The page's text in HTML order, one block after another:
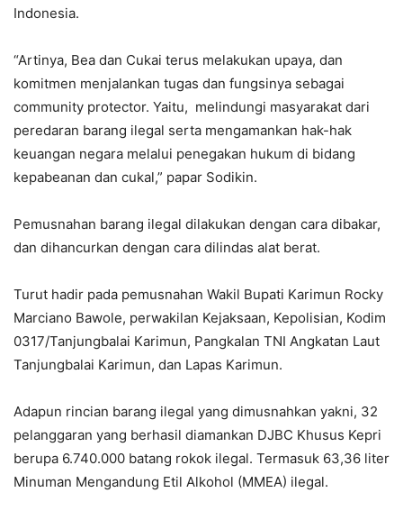
Indonesia.
“Artinya, Bea dan Cukai terus melakukan upaya, dan
komitmen menjalankan tugas dan fungsinya sebagai
community protector. Yaitu, melindungi masyarakat dari
peredaran barang ilegal serta mengamankan hak-hak
keuangan negara melalui penegakan hukum di bidang
kepabeanan dan cukal,” papar Sodikin.
Pemusnahan barang ilegal dilakukan dengan cara dibakar,
dan dihancurkan dengan cara dilindas alat berat.
Turut hadir pada pemusnahan Wakil Bupati Karimun Rocky
Marciano Bawole, perwakilan Kejaksaan, Kepolisian, Kodim
0317/Tanjungbalai Karimun, Pangkalan TNI Angkatan Laut
Tanjungbalai Karimun, dan Lapas Karimun.
Adapun rincian barang ilegal yang dimusnahkan yakni, 32
pelanggaran yang berhasil diamankan DJBC Khusus Kepri
berupa 6.740.000 batang rokok ilegal. Termasuk 63,36 liter
Minuman Mengandung Etil Alkohol (MMEA) ilegal.